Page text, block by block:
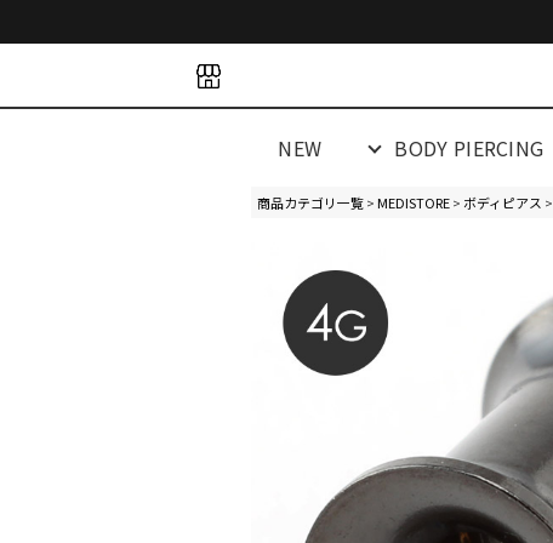
NEW BODY PIERCING
商品カテゴリ一覧>MEDISTORE> ボディピアス >